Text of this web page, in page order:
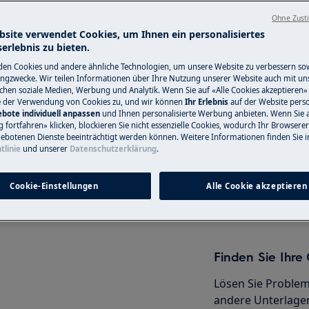
im Benutzerhandbuch
durchführen.
Sie das Gerät aus und ziehen
Service-
Haben Sie ein
nicht selbst lösen
Termin mit
Servicetechniker.
Service-
Finden Sie Ihre
Lösen Sie
andere
verwendet Cookies, um Ihnen ein personalisiertes
zu bieten.
Cookies und andere ähnliche Technologien, um unsere Website zu verbessern
Wir teilen Informationen über Ihre Nutzung unserer Website auch mit
soziale Medien, Werbung und Analytik. Wenn Sie auf «Alle Cookies
der Verwendung von Cookies zu, und wir können Ihr Erlebnis auf der Website
individuell anpassen und Ihnen personalisierte Werbung anbieten. Wenn Sie
fortfahren» klicken, blockieren Sie nicht essenzielle Cookies, wodurch Ihr
Dienste beeinträchtigt werden können. Weitere Informationen finden Sie
und unserer Datenschutzerklärung.
Cookie-Einstellungen Alle Cookie akzeptieren
Ohne